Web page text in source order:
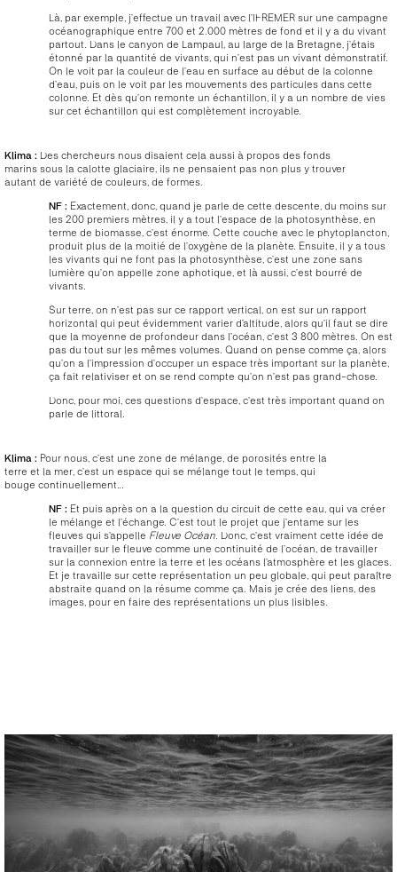
Là, par exemple, j’effectue un travail avec l’IFREMER sur une campagne
océanographique entre 700 et 2.000 mètres de fond et il y a du vivant
partout. Dans le canyon de Lampaul, au large de la Bretagne, j’étais
étonné par la quantité de vivants, qui n’est pas un vivant démonstratif.
On le voit par la couleur de l’eau en surface au début de la colonne
d’eau, puis on le voit par les mouvements des particules dans cette
colonne. Et dès qu’on remonte un échantillon, il y a un nombre de vies
sur cet échantillon qui est complètement incroyable.
Klima : Des chercheurs nous disaient cela aussi à propos des fonds
marins sous la calotte glaciaire, ils ne pensaient pas non plus y trouver
autant de variété de couleurs, de formes.
NF : Exactement, donc, quand je parle de cette descente, du moins sur
les 200 premiers mètres, il y a tout l’espace de la photosynthèse, en
terme de biomasse, c’est énorme. Cette couche avec le phytoplancton,
produit plus de la moitié de l’oxygène de la planète. Ensuite, il y a tous
les vivants qui ne font pas la photosynthèse, c’est une zone sans
lumière qu’on appelle zone aphotique, et là aussi, c’est bourré de
vivants.
Sur terre, on n’est pas sur ce rapport vertical, on est sur un rapport
horizontal qui peut évidemment varier d’altitude, alors qu’il faut se dire
que la moyenne de profondeur dans l’océan, c’est 3 800 mètres. On est
pas du tout sur les mêmes volumes. Quand on pense comme ça, alors
qu’on a l’impression d’occuper un espace très important sur la planète,
ça fait relativiser et on se rend compte qu’on n’est pas grand-chose.
Donc, pour moi, ces questions d’espace, c’est très important quand on
parle de littoral.
Klima : Pour nous, c’est une zone de mélange, de porosités entre la
terre et la mer, c’est un espace qui se mélange tout le temps, qui
bouge continuellement…
NF : Et puis après on a la question du circuit de cette eau, qui va créer
le mélange et l’échange. C’est tout le projet que j’entame sur les
fleuves qui s’appelle Fleuve Océan . Donc, c’est vraiment cette idée de
travailler sur le fleuve comme une continuité de l’océan, de travailler
sur la connexion entre la terre et les océans l’atmosphère et les glaces.
Et je travaille sur cette représentation un peu globale, qui peut paraître
abstraite quand on la résume comme ça. Mais je crée des liens, des
images, pour en faire des représentations un plus lisibles.